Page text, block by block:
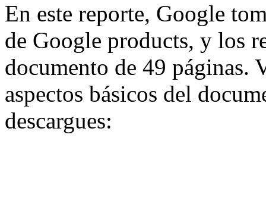
En este reporte, Google
de Google products, y los
documento de 49 páginas.
aspectos básicos del
descargues: